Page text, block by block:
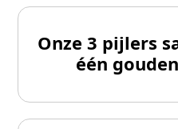
Onze 3 pijlers
één